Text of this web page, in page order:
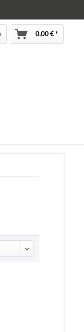
0,00 € *